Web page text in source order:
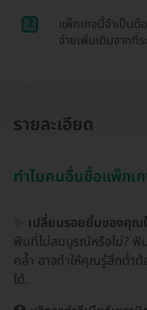
2
แพ็กเกจนี้จำเป็นต้
จ่ายเพิ่มเติมจากที่ร
รายละเอียด
ทำไมคนอื่นซื้อแพ็กเ
เปลี่ยนรอยยิ้มของคุณ
ฟันที่ไม่สมบูรณ์หรือไม่?
คล้ำ อาจทำให้คุณรู้สึกต่ำ
ได้.